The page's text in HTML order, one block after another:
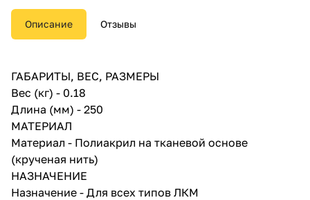
материалов. Шубка термически
зафиксирована на пластиковый
корпус. Ширина ролика
и шероховатых поверхностей.
Длина ворса ролика 18 мм.
Диаметр оси валика 8 мм.
Диаметр корпуса 58 мм.
Поверхности: для гладких,
грубых и шероховатых
поверхностей.
Применение: для всех типов
ЛКМ.
Описание Отзывы
ГАБАРИТЫ, ВЕС, РАЗМЕРЫ
Вес (кг) - 0.18
Длина (мм) - 250
МАТЕРИАЛ
Материал - Полиакрил на тканевой основе
(крученая нить)
НАЗНАЧЕНИЕ
Назначение - Для всех типов ЛКМ